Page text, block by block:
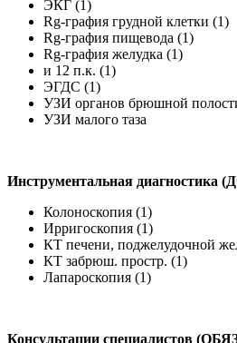
ЭКГ (1)
Rg-графия грудной клетки (1)
Rg-графия пищевода (1)
Rg-графия желудка (1)
и 12 п.к. (1)
ЭГДС (1)
УЗИ органов брюшной
УЗИ малого таза
Инструментальная
Колоноскопия (1)
Ирригоскопия (1)
КТ печени, поджелудочной
КТ забрюш. простр. (1)
Лапароскопия (1)
Консультации специалистов